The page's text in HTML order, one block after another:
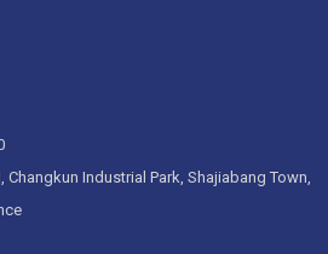
Changkun Industrial Park, Shajiabang Town,